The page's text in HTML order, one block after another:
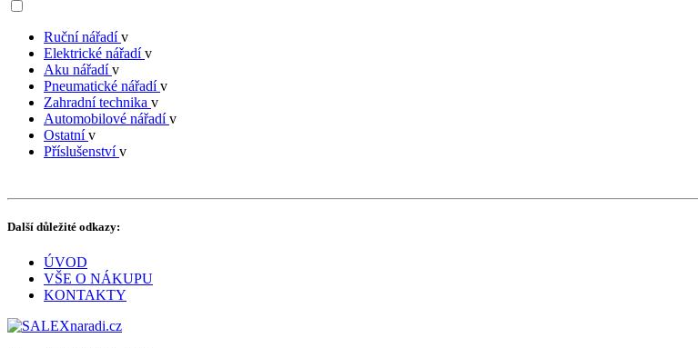
Ruční nářadív
Elektrické nářadív
Aku nářadív
Pneumatické nářadív
Zahradní technika v
Automobilové nářadív
Ostatnív
Příslušenstvív
Další důležité odkazy:
ÚVOD
VŠE O NÁKUPU
KONTAKTY